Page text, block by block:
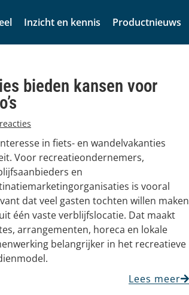
Inzicht en kennis Productnieuws
bieden kansen voor
in fiets- en wandelvakanties
Voor recreatieondernemers,
en
is vooral
dat veel gasten tochten willen maken
één vaste verblijfslocatie. Dat maakt
arrangementen, horeca en lokale
belangrijker in het recreatieve
Lees meer